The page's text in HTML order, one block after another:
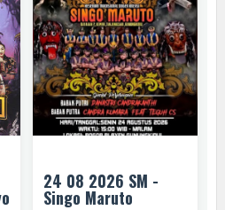
24 08 2026 SM -
Singo Maruto